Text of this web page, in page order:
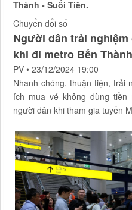
Chuyển đổi số
PV • 23/12/2024 19:00
ích mua vé không dùng